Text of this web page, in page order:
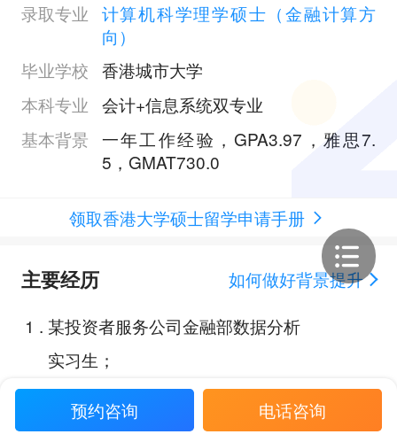
录取专业 计算机科学理学硕士（金融计算方
向）
毕业学校 香港城市大学
本科专业 会计+信息系统双专业
基本背景 一年工作经验，GPA3.97，雅思7.
5，GMAT730.0
领取香港大学硕士留学申请手册
主要经历
如何做好背景提升
1 . 某投资者服务公司金融部数据分析
实习生；
2.某投资者服务公司金融部助理分析
师；
预约咨询 电话咨询